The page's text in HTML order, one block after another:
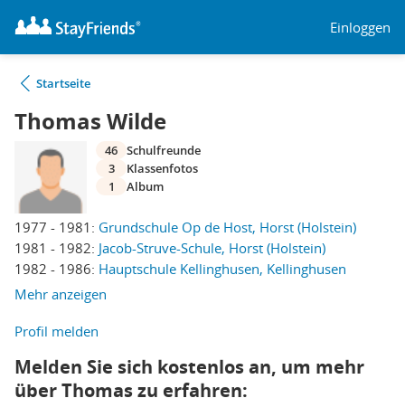
Einloggen
Startseite
Thomas Wilde
1977 - 1981: Grundschule Op de Host, Horst (Holstein)
1981 - 1982: Jacob-Struve-Schule, Horst (Holstein)
1982 - 1986: Hauptschule Kellinghusen, Kellinghusen
Mehr anzeigen
46 Schulfreunde
3
Klassenfotos
1
Album
Profil melden
Melden Sie sich kostenlos an, um mehr
über Thomas zu erfahren: